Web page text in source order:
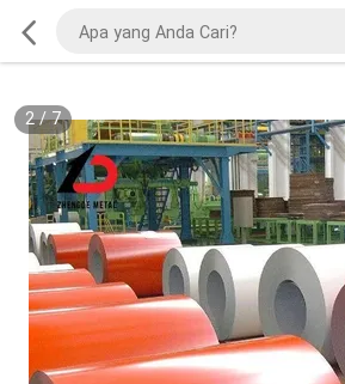
2/7